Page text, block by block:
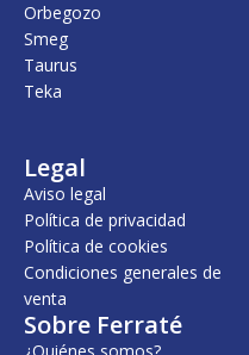
Orbegozo
Smeg
Taurus
Teka
Legal
Aviso legal
Política de privacidad
Política de cookies
Condiciones generales de
venta
Sobre Ferraté